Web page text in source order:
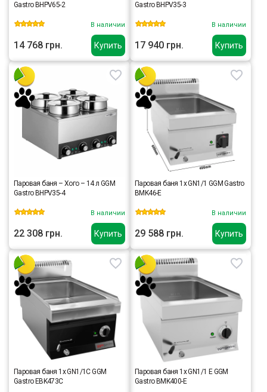
Купить
Gastro BHPV65-2
В наличии
14 768 грн. Купить
Gastro BHPV35-3
В наличии
17 940 грн.
Купить
Паровая баня – Хого – 14 л GGM
Gastro BHPV35-4
В наличии
22 308 грн. Купить
Паровая баня 1x GN1/1 GGM Gastro
BMK46-E
В наличии
29 588 грн.
Паровая баня 1x GN1/1C GGM
Gastro EBK473C
Паровая баня 1x GN1/1 E GGM
Gastro BMK400-E